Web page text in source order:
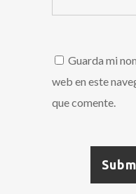
Guarda mi
web en este
que comente.